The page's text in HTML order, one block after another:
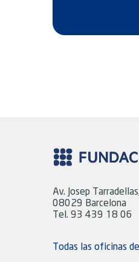
Av. Josep
08029 Barcelona
Tel. 93 439 18 06
Todas las oficinas